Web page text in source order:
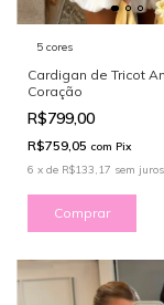
5 cores
Cardigan de Tricot
Coração
R$799,00
R$759,05 com Pix
6 x de R$133,17 sem juros
Comprar